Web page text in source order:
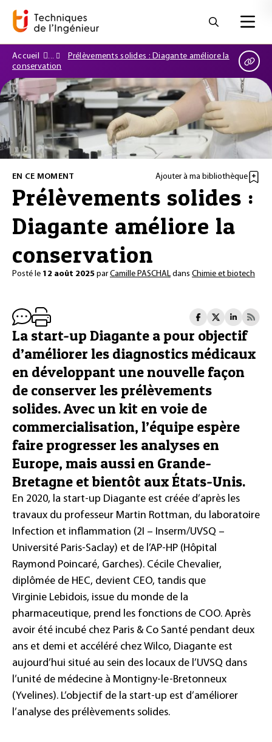
Accueil
Prélèvements solides : Diagante améliore la
conservation
EN CE MOMENT Ajouter à ma bibliothèque
Prélèvements solides :
Diagante améliore la
conservation
Posté le 12 août 2025 parCamille PASCHAL dans Chimie et biotech
La start-up Diagante a pour objectif
d’améliorer les diagnostics médicaux
en développant une nouvelle façon
de conserver les prélèvements
solides. Avec un kit en voie de
commercialisation, l’équipe espère
faire progresser les analyses en
Europe, mais aussi en Grande-
Bretagne et bientôt aux États-Unis.
En 2020, la start-up Diagante est créée d’après les
travaux du professeur Martin Rottman, du laboratoire
Infection et inflammation (2I – Inserm/UVSQ –
Université Paris-Saclay) et de l’AP-HP (Hôpital
Raymond Poincaré, Garches). Cécile Chevalier,
diplômée de HEC, devient CEO, tandis que
Virginie Lebidois, issue du monde de la
pharmaceutique, prend les fonctions de COO. Après
avoir été incubé chez Paris & Co Santé pendant deux
ans et demi et accéléré chez Wilco, Diagante est
aujourd’hui situé au sein des locaux de l’UVSQ dans
l’unité de médecine à Montigny-le-Bretonneux
(Yvelines). L’objectif de la start-up est d’améliorer
l’analyse des prélèvements solides.